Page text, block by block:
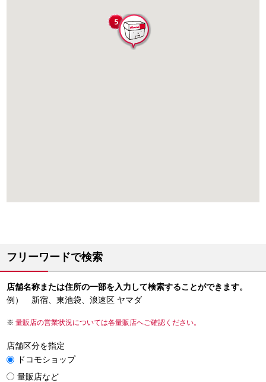
フリーワードで検索
店舗名称または住所の一部を入力して検索することができます。
例） 新宿、東池袋、浪速区 ヤマダ
量販店の営業状況については各量販店へご確認ください。
店舗区分を指定
ドコモショップ
量販店など